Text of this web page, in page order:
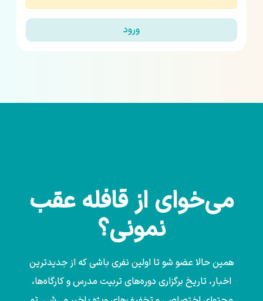
ورود
می‌خوای از قافله عقب
نمونی؟
همین حالا عضو شو تا اولین نفری باشی که از جدیدترین
اخبار، تاریخ برگزاری دوره‌های تربیت مدرس و کارگاه‌ها،